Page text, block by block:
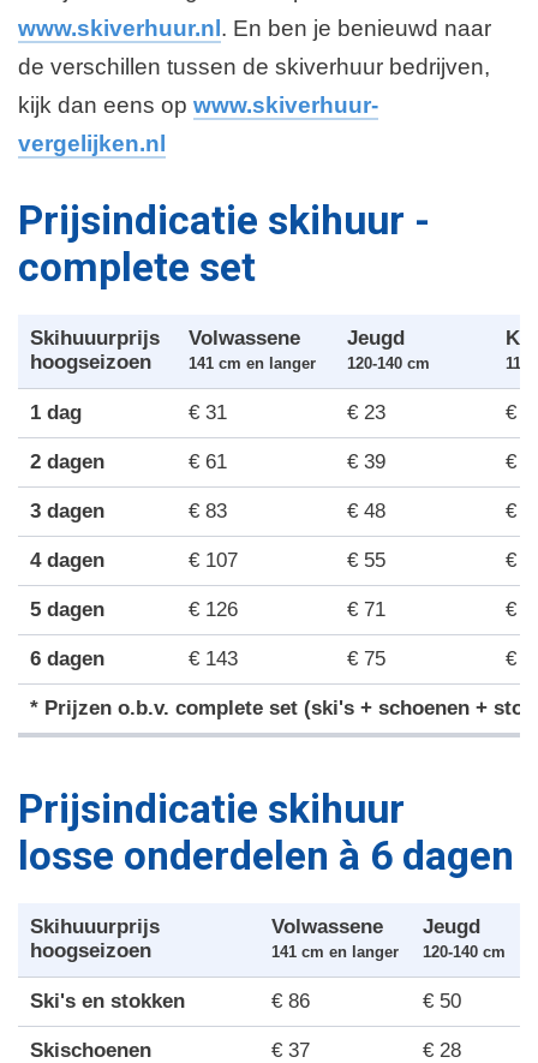
www.skiverhuur.nl . En ben je benieuwd naar
de verschillen tussen de skiverhuur bedrijven,
kijk dan eens op www.skiverhuur-
vergelijken.nl
Prijsindicatie skihuur -
complete set
Skihuuurprijs
hoogseizoen
Volwassene
141 cm en langer
Jeugd
120-140 cm 119
1 dag € 31 € 23 €
2 dagen € 61 € 39 €
3 dagen € 83 € 48 €
4 dagen € 107 € 55 €
5 dagen € 126 € 71 €
6 dagen € 143 € 75 €
* Prijzen o.b.v. complete set (ski's + schoenen +
Prijsindicatie skihuur
losse onderdelen à 6 dagen
Skihuuurprijs
hoogseizoen
Volwassene
141 cm en langer
Jeugd
120-140 cm
Ski's en stokken € 86 € 50
Skischoenen € 37 € 28